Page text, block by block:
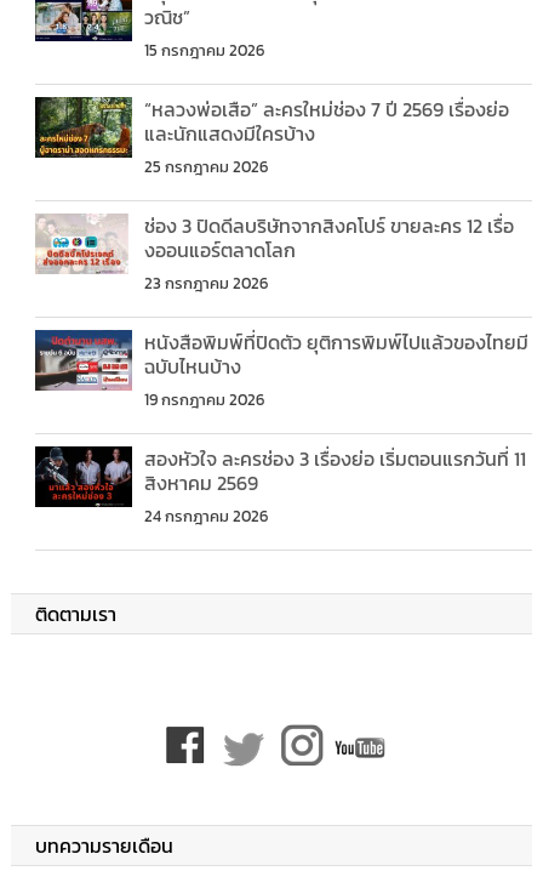
วณิช”
15 กรกฎาคม 2026
“หลวงพ่อเสือ” ละครใหม่ช่อง 7 ปี 2569 เรื่องย่อ
และนักแสดงมีใครบ้าง
25 กรกฎาคม 2026
ช่อง 3 ปิดดีลบริษัทจากสิงคโปร์ ขายละคร 12 เรื่อ
งออนแอร์ตลาดโลก
23 กรกฎาคม 2026
หนังสือพิมพ์ที่ปิดตัว ยุติการพิมพ์ไปแล้วของไทยมี
ฉบับไหนบ้าง
19 กรกฎาคม 2026
สองหัวใจ ละครช่อง 3 เรื่องย่อ เริ่มตอนแรกวันที่ 11
สิงหาคม 2569
24 กรกฎาคม 2026
ติดตามเรา
บทความรายเดือน